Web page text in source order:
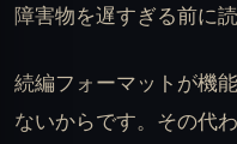
障害物を遅すぎる前に
続編フォーマットが機
ないからです。その代